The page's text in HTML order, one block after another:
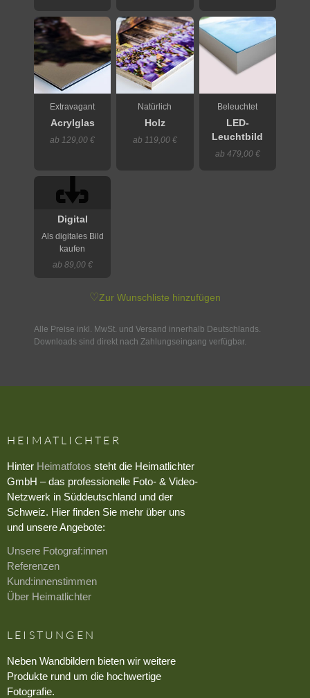
Extravagant
Acrylglas
ab 129,00 €
Natürlich
Holz
ab 119,00 €
Beleuchtet
LED-
Leuchtbild
ab 479,00 €
Digital
Als digitales Bild
kaufen
ab 89,00 €
♡Zur Wunschliste hinzufügen
Alle Preise inkl. MwSt. und Versand innerhalb Deutschlands.
Downloads sind direkt nach Zahlungseingang verfügbar.
HEIMATLICHTER
Hinter Heimatfotos steht die Heimatlichter
GmbH – das professionelle Foto- & Video-
Netzwerk in Süddeutschland und der
Schweiz. Hier finden Sie mehr über uns
und unsere Angebote:
Unsere Fotograf:innen
Referenzen
Kund:innenstimmen
Über Heimatlichter
LEISTUNGEN
Neben Wandbildern bieten wir weitere
Produkte rund um die hochwertige
Fotografie.